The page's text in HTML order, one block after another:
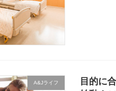
A&Jライフ
目的に